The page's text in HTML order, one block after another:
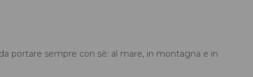
portare sempre con sè: al mare, in montagna e in